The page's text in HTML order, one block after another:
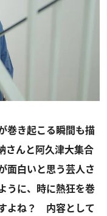
き起こる瞬間も描
さんと阿久津大集合
面白いと思う芸人さ
うに、時に熱狂を巻
よね？ 内容として